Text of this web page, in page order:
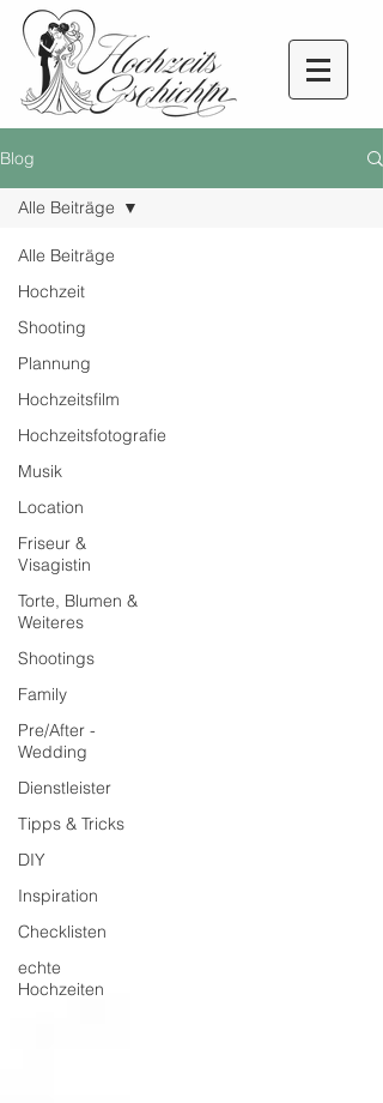
Blog
Alle Beiträge
Hochzeit
Shooting
Plannung
Hochzeitsfilm
Hochzeitsfotografie
Musik
Location
Friseur &
Visagistin
Torte, Blumen &
Weiteres
Shootings
Family
Pre/After -
Wedding
Dienstleister
Tipps & Tricks
DIY
Inspiration
Checklisten
echte
Hochzeiten
Alle Beiträge